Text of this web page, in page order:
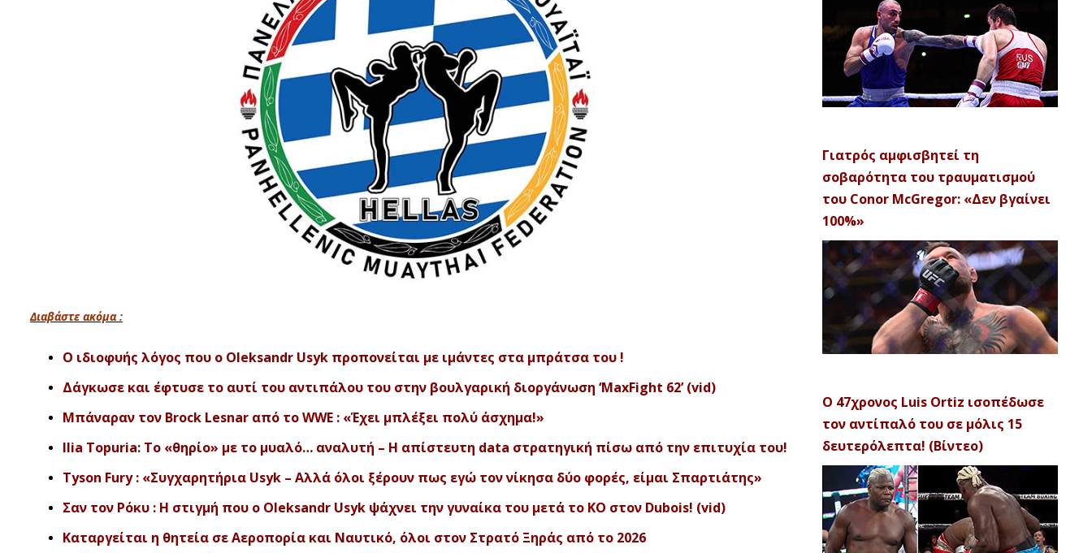
Διαβάστε ακόμα :
Ο ιδιοφυής λόγος που ο Oleksandr Usyk προπονείται με ιμάντες στα μπράτσα του !
Δάγκωσε και έφτυσε το αυτί του αντιπάλου του στην βουλγαρική διοργάνωση ‘MaxFight 62’ (vid)
Μπάναραν τον Brock Lesnar από το WWE : «Έχει μπλέξει πολύ άσχημα!»
Ilia Topuria: Το «θηρίο» με το μυαλό… αναλυτή – Η απίστευτη data στρατηγική πίσω από την επιτυχία του!
Tyson Fury : «Συγχαρητήρια Usyk – Αλλά όλοι ξέρουν πως εγώ τον νίκησα δύο φορές, είμαι Σπαρτιάτης»
Σαν τον Ρόκυ : Η στιγμή που ο Oleksandr Usyk ψάχνει την γυναίκα του μετά το ΚΟ στον Dubois! (vid)
Καταργείται η θητεία σε Αεροπορία και Ναυτικό, όλοι στον Στρατό Ξηράς από το 2026
Γιατρός αμφισβητεί τη
σοβαρότητα του τραυματισμού
του Conor McGregor: «Δεν βγαίνει
100%»
Ο 47χρονος Luis Ortiz ισοπέδωσε
τον αντίπαλό του σε μόλις 15
δευτερόλεπτα! (Βίντεο)